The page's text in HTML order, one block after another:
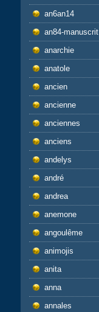
an6an14
an84-manuscrit
anarchie
anatole
ancien
ancienne
anciennes
anciens
andelys
andré
andrea
anemone
angoulême
animojis
anita
anna
annales